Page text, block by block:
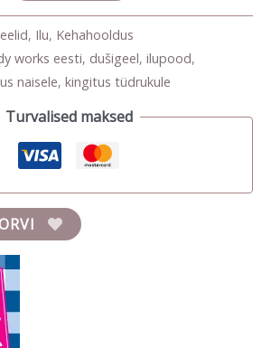
, Ilu, Kehahooldus
works eesti, dušigeel, ilupood,
naisele, kingitus tüdrukule
Turvalised maksed